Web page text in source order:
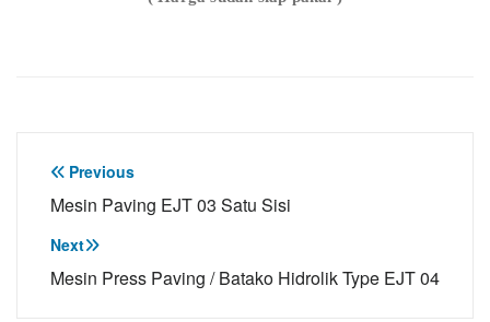
Post
navigation
Previous
Mesin Paving EJT 03 Satu Sisi
Next
Mesin Press Paving / Batako Hidrolik Type EJT 04